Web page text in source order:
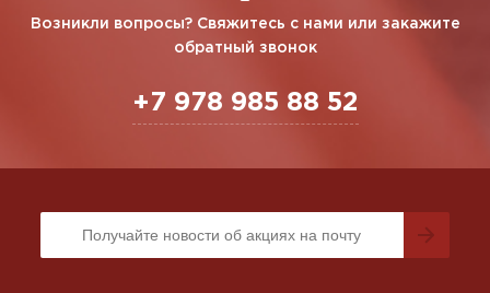
Возникли вопросы? Свяжитесь с нами или закажите
обратный звонок
+7 978 985 88 52